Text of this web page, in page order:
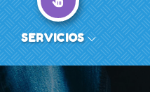
SERVICIOS